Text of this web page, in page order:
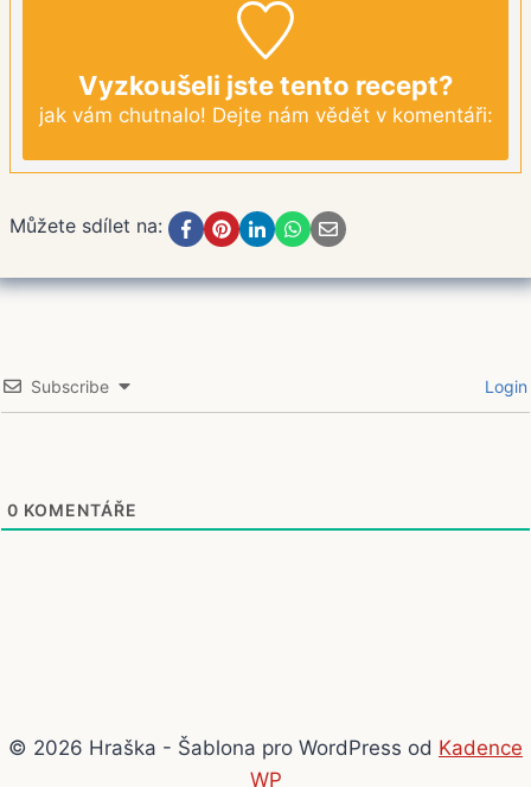
Vyzkoušeli jste tento recept?
jak vám chutnalo! Dejte nám vědět v komentáři:
Můžete sdílet na:
Subscribe Login
0 KOMENTÁŘE
© 2026 Hraška - Šablona pro WordPress od Kadence
WP